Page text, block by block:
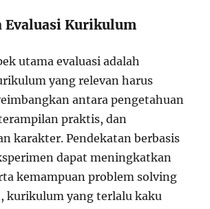
Evaluasi Kurikulum
utama evaluasi adalah
yang relevan harus
antara pengetahuan
praktis, dan
karakter. Pendekatan berbasis
dapat meningkatkan
kemampuan problem solving
kurikulum yang terlalu kaku